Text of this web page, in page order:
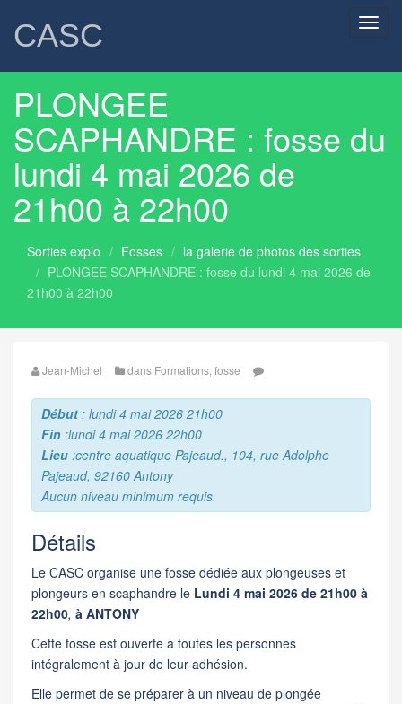
CASC
PLONGEE
SCAPHANDRE : fosse du
lundi 4 mai 2026 de
21h00 à 22h00
Sorties explo Fosses
la galerie de photos des sorties
PLONGEE SCAPHANDRE : fosse du lundi 4 mai 2026 de
21h00 à 22h00
Jean-Michel dans Formations fosse
Début : lundi 4 mai 2026 21h00
Fin :lundi 4 mai 2026 22h00
Lieu :centre aquatique Pajeaud., 104, rue Adolphe
Pajeaud, 92160 Antony
Aucun niveau minimum requis.
Détails
Le CASC organise une fosse dédiée aux plongeuses et
plongeurs en scaphandre le Lundi 4 mai 2026 de 21h00 à
22h00, à ANTONY
Cette fosse est ouverte à toutes les personnes
intégralement à jour de leur adhésion.
Elle permet de se préparer à un niveau de plongée